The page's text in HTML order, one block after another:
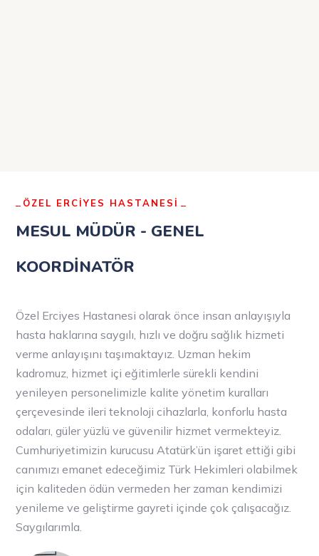
ÖZEL ERCİYES HASTANESİ
MESUL MÜDÜR - GENEL
KOORDİNATÖR
Özel Erciyes Hastanesi olarak önce insan anlayışıyla
hasta haklarına saygılı, hızlı ve doğru sağlık hizmeti
verme anlayışını taşımaktayız. Uzman hekim
kadromuz, hizmet içi eğitimlerle sürekli kendini
yenileyen personelimizle kalite yönetim kuralları
çerçevesinde ileri teknoloji cihazlarla, konforlu hasta
odaları, güler yüzlü ve güvenilir hizmet vermekteyiz.
Cumhuriyetimizin kurucusu Atatürk’ün işaret ettiği gibi
canımızı emanet edeceğimiz Türk Hekimleri olabilmek
için kaliteden ödün vermeden her zaman kendimizi
yenileme ve geliştirme gayreti içinde çok çalışacağız.
Saygılarımla.